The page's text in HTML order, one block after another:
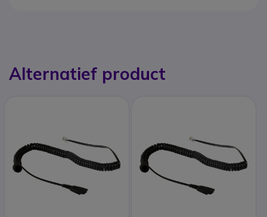
Alternatief product